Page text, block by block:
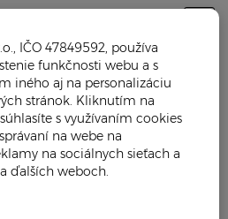
o dieťa
O DIEŤA
IČO 47849592, používa
funkčnosti webu a s
iného aj na personalizáciu
stránok. Kliknutím na
s využívaním cookies
na webe na
na sociálnych sieťach a
ďalších weboch.